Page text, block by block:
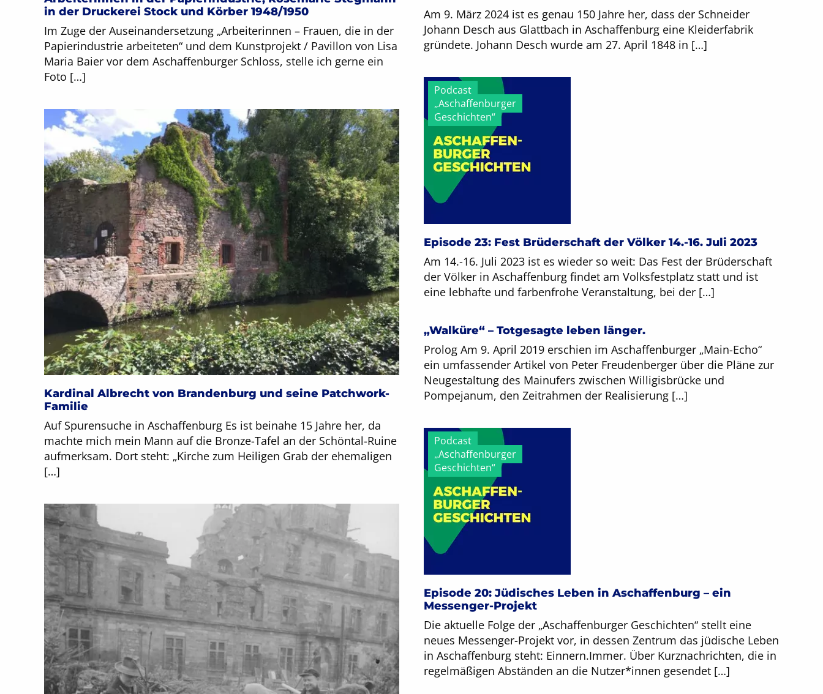
2
2
in der Druckerei Stock und Körber 1948/1950
Im Zuge der Auseinandersetzung „Arbeiterinnen – Frauen, die in der
Papierindustrie arbeiteten“ und dem Kunstprojekt / Pavillon von Lisa
Maria Baier vor dem Aschaffenburger Schloss, stelle ich gerne ein
Foto […]
Am 9. März 2024 ist es genau 150 Jahre her, dass der Schneider
Johann Desch aus Glattbach in Aschaffenburg eine Kleiderfabrik
gründete. Johann Desch wurde am 27. April 1848 in […]
Podcast
„Aschaffenburger
Geschichten“
Episode 23: Fest Brüderschaft der Völker 14.-16. Juli 2023
Am 14.-16. Juli 2023 ist es wieder so weit: Das Fest der Brüderschaft
der Völker in Aschaffenburg findet am Volksfestplatz statt und ist
eine lebhafte und farbenfrohe Veranstaltung, bei der […]
Kardinal Albrecht von Brandenburg und seine Patchwork-
Familie
Auf Spurensuche in Aschaffenburg Es ist beinahe 15 Jahre her, da
machte mich mein Mann auf die Bronze-Tafel an der Schöntal-Ruine
aufmerksam. Dort steht: „Kirche zum Heiligen Grab der ehemaligen
[…]
„Walküre“ – Totgesagte leben länger.
Prolog Am 9. April 2019 erschien im Aschaffenburger „Main-Echo“
ein umfassender Artikel von Peter Freudenberger über die Pläne zur
Neugestaltung des Mainufers zwischen Willigisbrücke und
Pompejanum, den Zeitrahmen der Realisierung […]
Podcast
„Aschaffenburger
Geschichten“
Episode 20: Jüdisches Leben in Aschaffenburg – ein
Messenger-Projekt
Die aktuelle Folge der „Aschaffenburger Geschichten“ stellt eine
neues Messenger-Projekt vor, in dessen Zentrum das jüdische Leben
in Aschaffenburg steht: Einnern.Immer. Über Kurznachrichten, die in
regelmäßigen Abständen an die Nutzer*innen gesendet […]